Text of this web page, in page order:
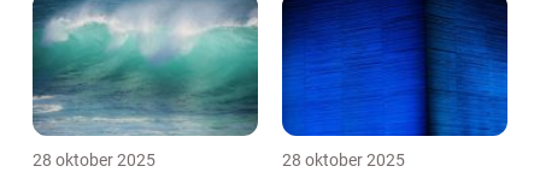
28 oktober 2025 28 oktober 2025